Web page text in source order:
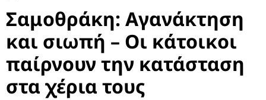
Σαμοθράκη: Αγανάκτηση
και σιωπή – Οι κάτοικοι
παίρνουν την κατάσταση
στα χέρια τους